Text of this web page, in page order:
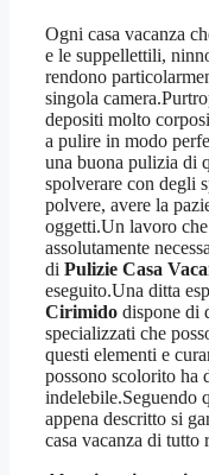
Ogni casa vacanza
e le suppellettili,
rendono
singola
depositi molto
a pulire in modo
una buona pulizia di
spolverare con degli
polvere, avere la
oggetti.Un lavoro
assolutamente
di Pulizie Casa
eseguito.Una ditta
Cirimido dispone di
specializzati che
questi elementi e
possono scolorito ha
indelebile.Seguendo
appena descritto si
casa vacanza di tutto